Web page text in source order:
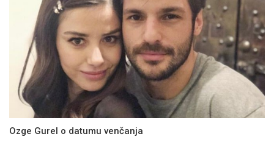
Ozge Gurel o datumu venčanja